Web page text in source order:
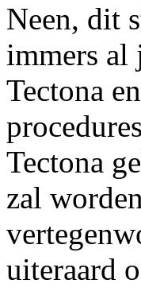
Neen, dit
immers al
Tectona
Tectona
zal
uiteraard